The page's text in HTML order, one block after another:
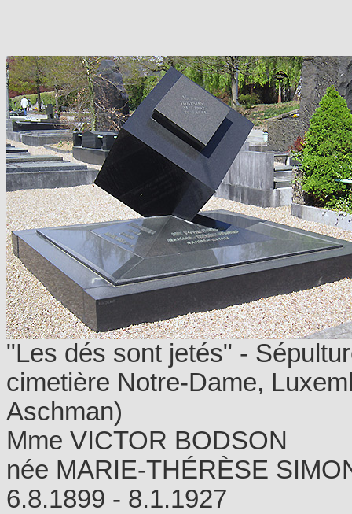
"Les dés sont jetés" -
cimetière Notre-Dame,
Aschman)
Mme VICTOR BODSON
née MARIE-THÉRÈSE
6.8.1899 - 8.1.1927